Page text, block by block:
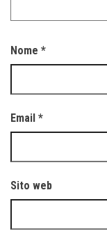
Nome *
Email *
Sito web